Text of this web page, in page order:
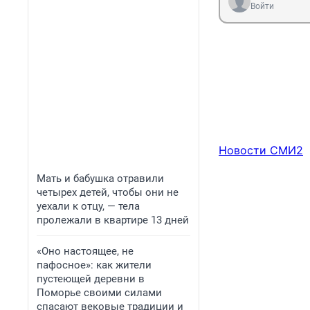
Мать и бабушка отравили
четырех детей, чтобы они не
уехали к отцу, — тела
пролежали в квартире 13 дней
«Оно настоящее, не
пафосное»: как жители
пустеющей деревни в
Поморье своими силами
спасают вековые традиции и
Войти
Новости СМИ2